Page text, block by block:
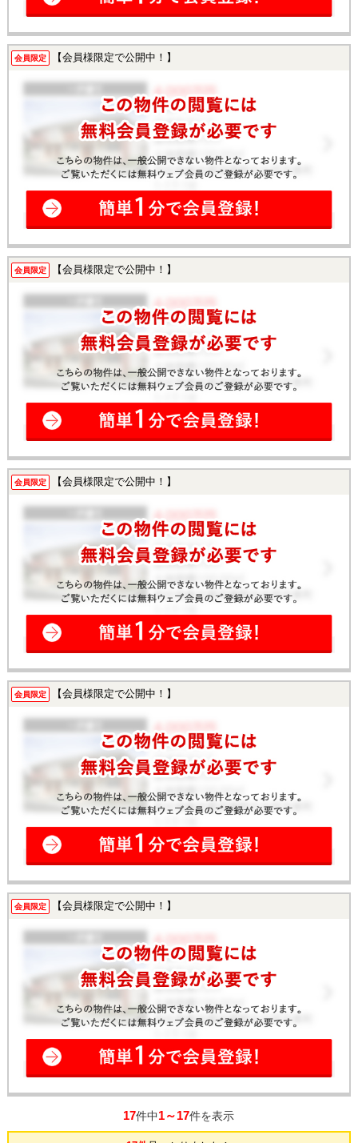
会員限定 【会員様限定で公開中！】
会員限定 【会員様限定で公開中！】
会員限定 【会員様限定で公開中！】
会員限定 【会員様限定で公開中！】
会員限定 【会員様限定で公開中！】
17件中1～17件を表示